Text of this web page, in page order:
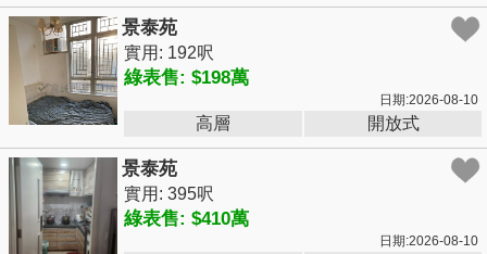
景泰苑
實用: 192呎
綠表售: $198萬
日期:2026-08-10
高層 開放式
景泰苑
實用: 395呎
綠表售: $410萬
日期:2026-08-10